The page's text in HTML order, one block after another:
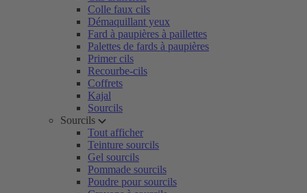
Colle faux cils
Démaquillant yeux
Fard à paupières à paillettes
Palettes de fards à paupières
Primer cils
Recourbe-cils
Coffrets
Kajal
Sourcils
Sourcils
Tout afficher
Teinture sourcils
Gel sourcils
Pommade sourcils
Poudre pour sourcils